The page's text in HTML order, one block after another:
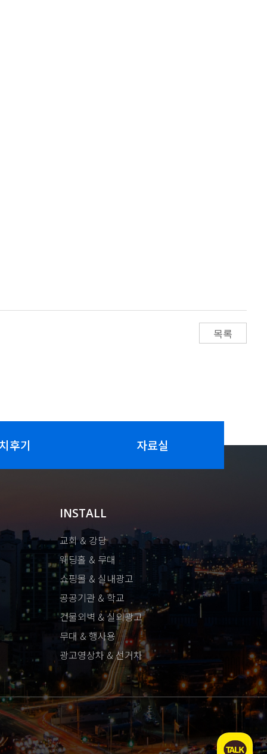
목록
후기 자료실
INSTALL
교회 & 강당
웨딩홀 & 무대
쇼핑몰 & 실내광고
공공기관 & 학교
건물외벽 & 실외광고
무대 & 행사용
광고영상차 & 선거차